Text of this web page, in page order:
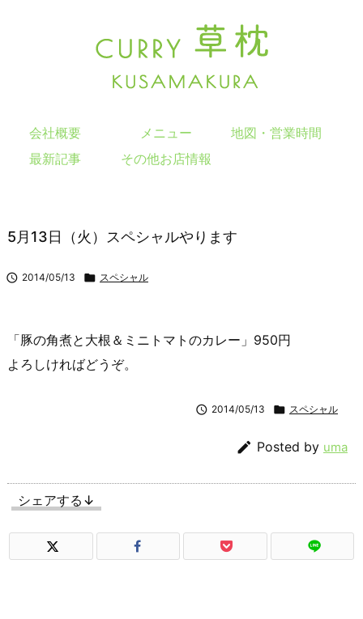
会社概要 メニュー
地図・営業時間
最新記事
その他お店情報
5月13日（火）スペシャルやります
 2014/05/13  スペシャル
「豚の角煮と大根＆ミニトマトのカレー」950円
よろしければどうぞ。
 2014/05/13  スペシャル
 Posted by uma
シェアする↓